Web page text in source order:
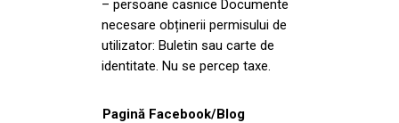
– persoane casnice Documente
necesare obținerii permisului de
utilizator: Buletin sau carte de
identitate. Nu se percep taxe.
Pagină Facebook/Blog